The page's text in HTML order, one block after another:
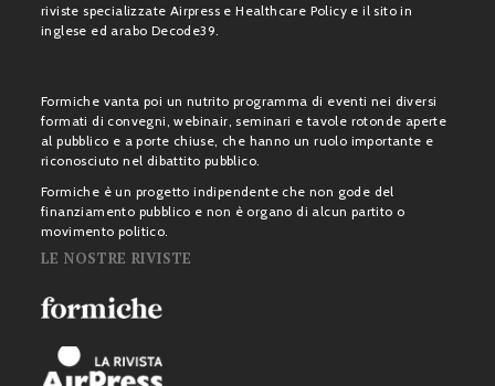
riviste specializzate Airpress e Healthcare Policy e il sito in
inglese ed arabo Decode39.
Formiche vanta poi un nutrito programma di eventi nei diversi
formati di convegni, webinair, seminari e tavole rotonde aperte
al pubblico e a porte chiuse, che hanno un ruolo importante e
riconosciuto nel dibattito pubblico.
Formiche è un progetto indipendente che non gode del
finanziamento pubblico e non è organo di alcun partito o
movimento politico.
LE NOSTRE RIVISTE